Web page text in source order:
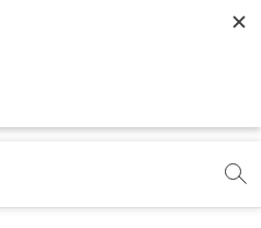
Oops!
| ADVERTISING | CAMPAIGN |